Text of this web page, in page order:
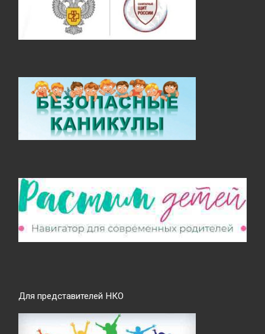
Для представителей НКО